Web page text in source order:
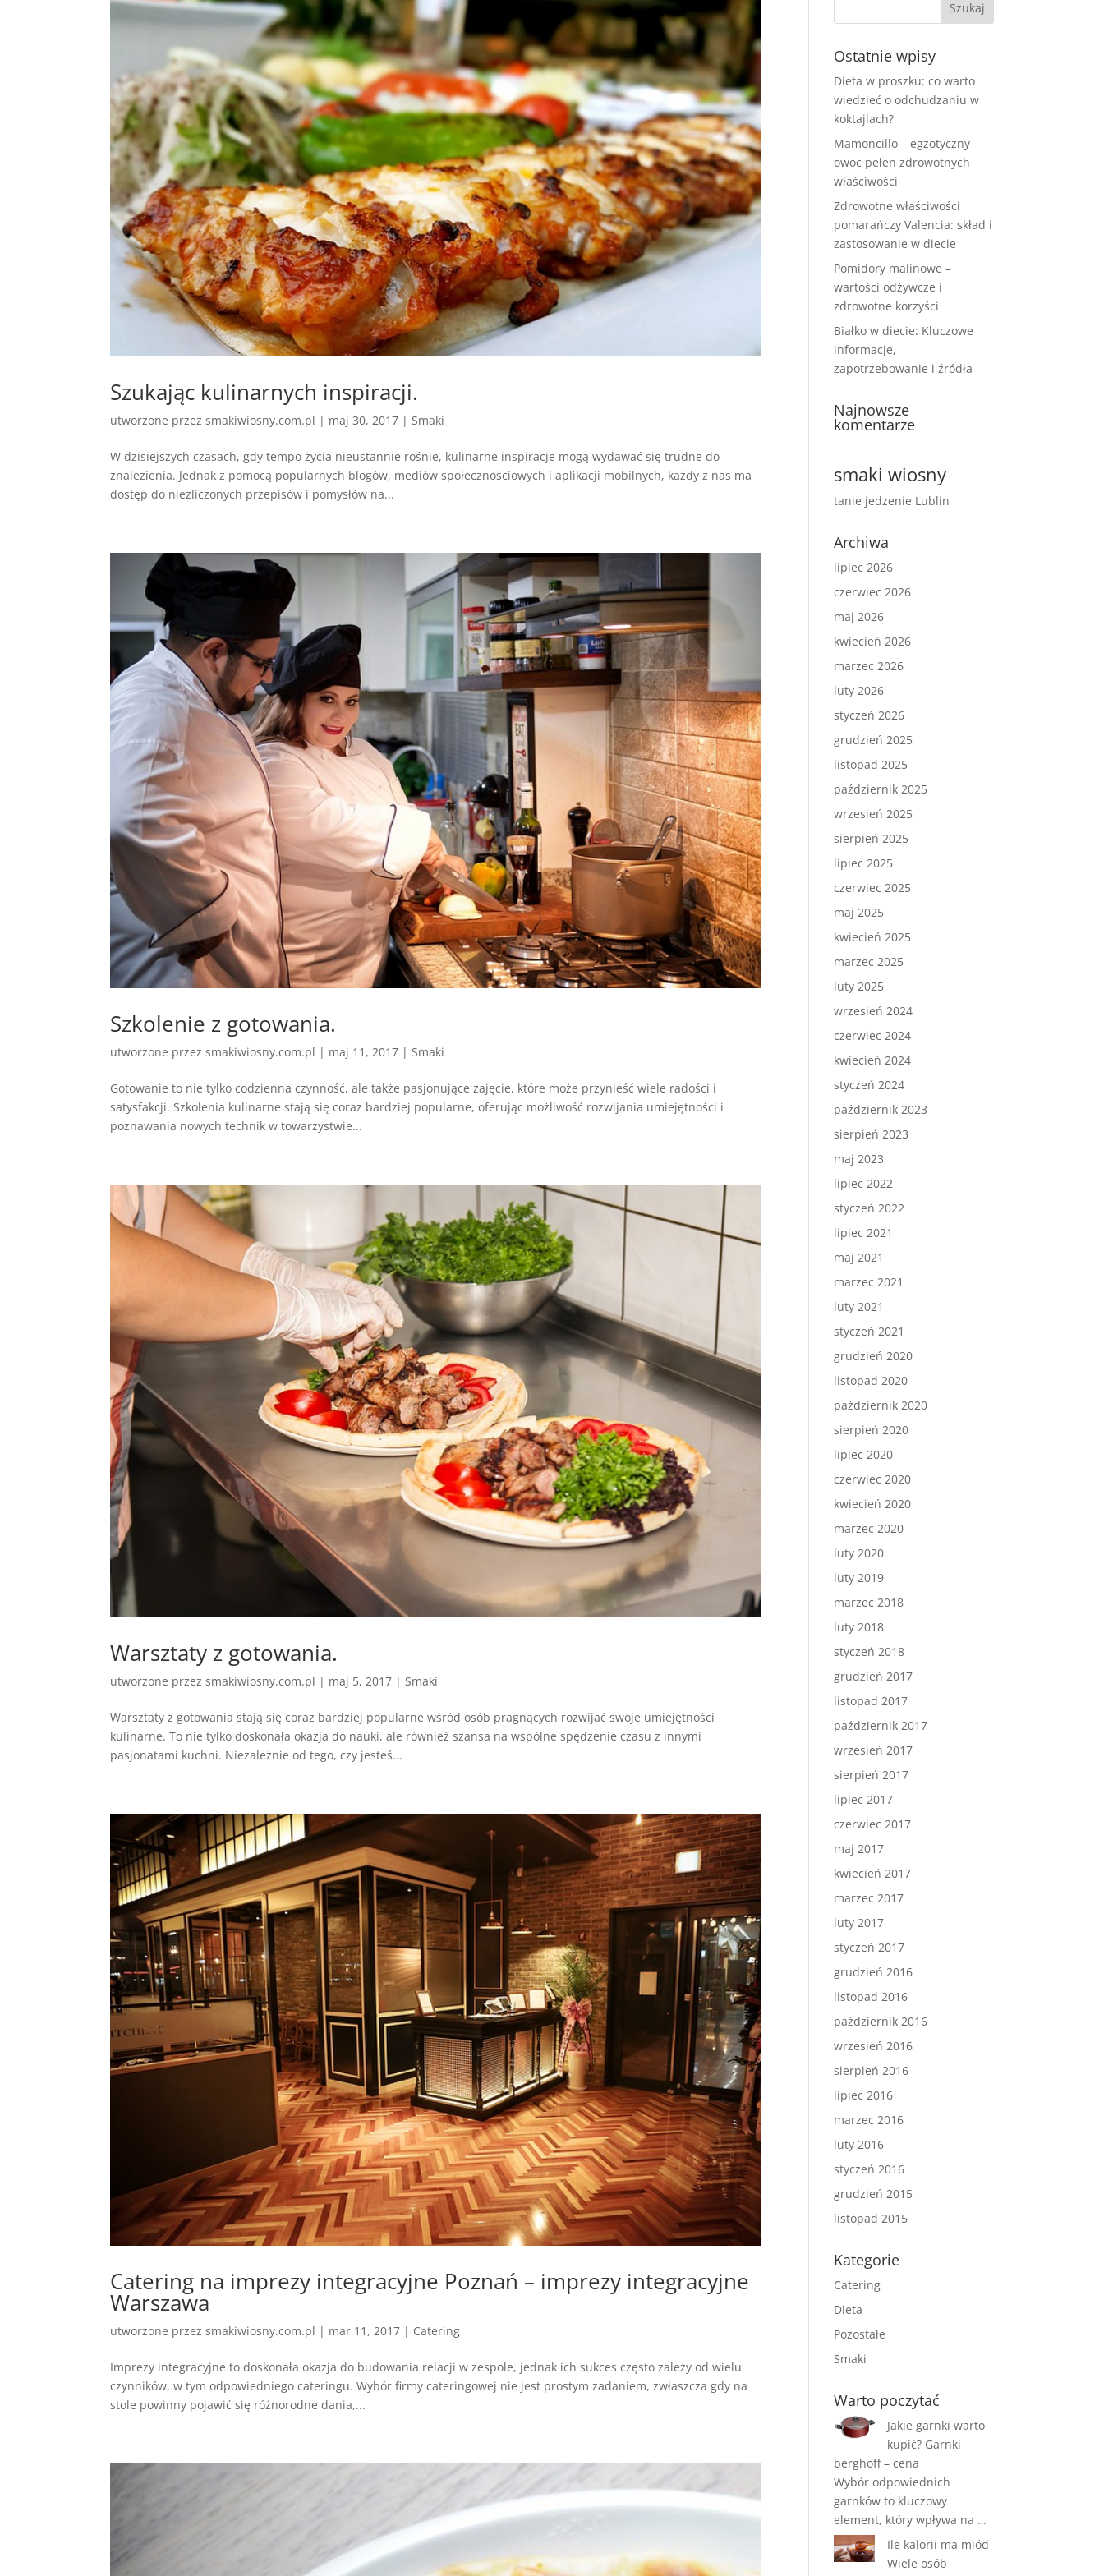
Szukając kulinarnych inspiracji.
utworzone przezsmakiwiosny.com.pl | maj 30, 2017 |Smaki
W dzisiejszych czasach, gdy tempo życia nieustannie rośnie, kulinarne inspiracje mogą wydawać się trudne do
znalezienia. Jednak z pomocą popularnych blogów, mediów społecznościowych i aplikacji mobilnych, każdy z nas ma
dostęp do niezliczonych przepisów i pomysłów na...
Szkolenie z gotowania.
utworzone przezsmakiwiosny.com.pl | maj 11, 2017 | Smaki
Gotowanie to nie tylko codzienna czynność, ale także pasjonujące zajęcie, które może przynieść wiele radości i
satysfakcji. Szkolenia kulinarne stają się coraz bardziej popularne, oferując możliwość rozwijania umiejętności i
poznawania nowych technik w towarzystwie...
Warsztaty z gotowania.
utworzone przezsmakiwiosny.com.pl | maj 5, 2017 | Smaki
Warsztaty z gotowania stają się coraz bardziej popularne wśród osób pragnących rozwijać swoje umiejętności
kulinarne. To nie tylko doskonała okazja do nauki, ale również szansa na wspólne spędzenie czasu z innymi
pasjonatami kuchni. Niezależnie od tego, czy jesteś...
Catering na imprezy integracyjne Poznań – imprezy integracyjne
Warszawa
utworzone przezsmakiwiosny.com.pl | mar 11, 2017 | Catering
Imprezy integracyjne to doskonała okazja do budowania relacji w zespole, jednak ich sukces często zależy od wielu
czynników, w tym odpowiedniego cateringu. Wybór firmy cateringowej nie jest prostym zadaniem, zwłaszcza gdy na
stole powinny pojawić się różnorodne dania,...
Ostatnie wpisy
Dieta w proszku: co warto
wiedzieć o odchudzaniu w
koktajlach?
Mamoncillo – egzotyczny
owoc pełen zdrowotnych
właściwości
Zdrowotne właściwości
pomarańczy Valencia: skład i
zastosowanie w diecie
Pomidory malinowe –
wartości odżywcze i
zdrowotne korzyści
Białko w diecie: Kluczowe
informacje,
zapotrzebowanie i źródła
Najnowsze
komentarze
smaki wiosny
tanie jedzenie Lublin
Archiwa
lipiec 2026
czerwiec 2026
maj 2026
kwiecień 2026
marzec 2026
luty 2026
styczeń 2026
grudzień 2025
listopad 2025
październik 2025
wrzesień 2025
sierpień 2025
lipiec 2025
czerwiec 2025
maj 2025
kwiecień 2025
marzec 2025
luty 2025
wrzesień 2024
czerwiec 2024
kwiecień 2024
styczeń 2024
październik 2023
sierpień 2023
maj 2023
lipiec 2022
styczeń 2022
lipiec 2021
maj 2021
marzec 2021
luty 2021
styczeń 2021
grudzień 2020
listopad 2020
październik 2020
sierpień 2020
lipiec 2020
czerwiec 2020
kwiecień 2020
marzec 2020
luty 2020
luty 2019
marzec 2018
luty 2018
styczeń 2018
grudzień 2017
listopad 2017
październik 2017
wrzesień 2017
sierpień 2017
lipiec 2017
czerwiec 2017
maj 2017
kwiecień 2017
marzec 2017
luty 2017
styczeń 2017
grudzień 2016
listopad 2016
październik 2016
wrzesień 2016
sierpień 2016
lipiec 2016
marzec 2016
luty 2016
styczeń 2016
grudzień 2015
listopad 2015
Kategorie
Catering
Dieta
Pozostałe
Smaki
Warto poczytać
Jakie garnki warto
kupić? Garnki
berghoff – cena
Wybór odpowiednich
garnków to kluczowy
element, który wpływa na …
Ile kalorii ma miód
Wiele osób